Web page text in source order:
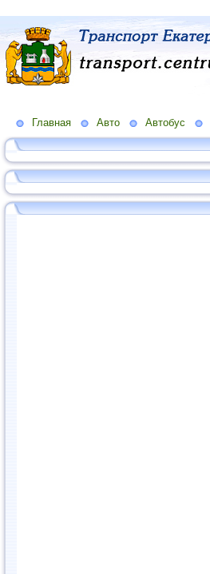
Главная Авто Автобус